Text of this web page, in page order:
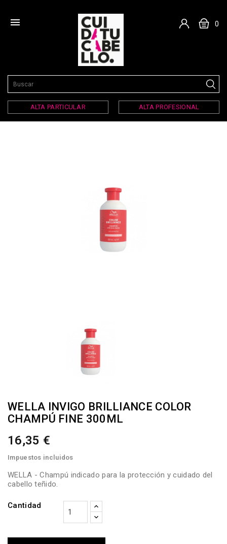
 0
ALTA PARTICULAR ALTA PROFESIONAL
WELLA INVIGO BRILLIANCE COLOR
CHAMPÚ FINE 300ML
16,35 €
Impuestos incluidos
WELLA - Champú indicado para la protección y cuidado del
cabello teñido.
Cantidad